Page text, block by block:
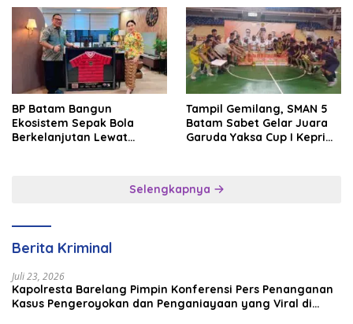
2026
BP Batam Bangun
Ekosistem Sepak Bola
Berkelanjutan Lewat
Tampil Gemilang, SMAN 5
Batam Sabet Gelar Juara
Garuda Yaksa Cup I Kepri
Selengkapnya
Berita Kriminal
Juli 23, 2026
Kapolresta Barelang Pimpin Konferensi Pers Penanganan
Kasus Pengeroyokan dan Penganiayaan yang Viral di